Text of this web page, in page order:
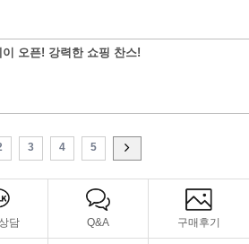
오픈! 강력한 쇼핑 찬스!
3 4 5
담 Q&A 구매후기